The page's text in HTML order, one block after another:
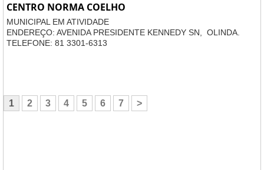
CENTRO NORMA COELHO
MUNICIPAL EM ATIVIDADE
ENDEREÇO: AVENIDA PRESIDENTE KENNEDY SN, OLINDA.
TELEFONE: 81 3301-6313
1 2 3 4 5 6 7 >